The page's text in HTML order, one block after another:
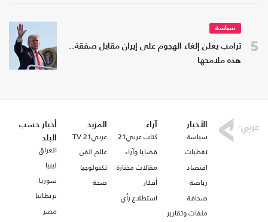
5
سياسة
ترامب يعلن إلغاء الهجوم على إيران مقابل صفقة..
هذه ملامحها
الأخبار
سياسة
تغطيات
اقتصاد
رياضة
صحافة
ملفات وتقارير
آراء
كتاب عربي21
قضايا وآراء
مقالات مختارة
أفكار
استطلاع رأي
المزيد
عربي21 TV
عالم الفن
تكنولوجيا
صحة
أخبار حسب
البلد
العراق
ليبيا
سوريا
بريطانيا
مصر